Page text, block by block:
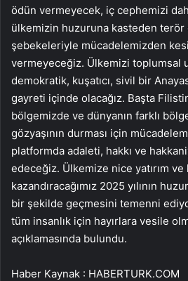
ödün vermeyecek, iç cephemizi
ülkemizin huzuruna kasteden
şebekeleriyle mücadelemizden
vermeyeceğiz. Ülkemizi toplumsal
demokratik, kuşatıcı, sivil bir
gayreti içinde olacağız. Başta
bölgemizde ve dünyanın farklı
gözyaşının durması için
platformda adaleti, hakkı ve
edeceğiz. Ülkemize nice yatırım
kazandıracağımız 2025 yılının
bir şekilde geçmesini temenni
tüm insanlık için hayırlara vesile
açıklamasında bulundu.
Haber Kaynak : HABERTURK.COM